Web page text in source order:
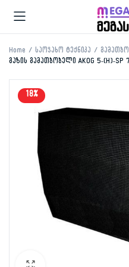
Home საოჯახო ტექნიკა
გაზის გამათბობელი AKOG 5-(H)-SP
18%